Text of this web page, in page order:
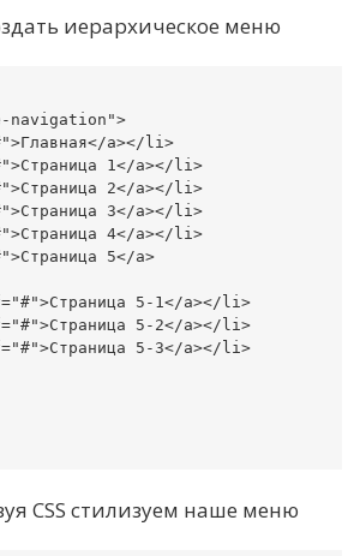
иерархическое меню
a></li>
1</a></li>
2</a></li>
3</a></li>
4</a></li>
5</a>
5-1</a></li>
5-2</a></li>
5-3</a></li>
CSS стилизуем наше меню